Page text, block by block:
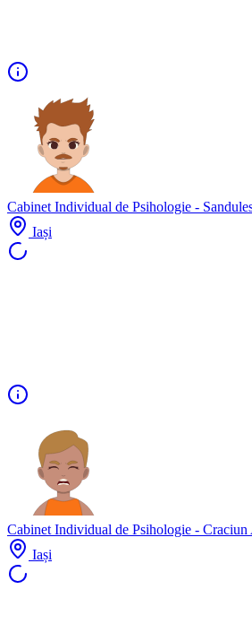
Cabinet Individual de Psihologie -
Iași
Cabinet Individual de Psihologie - Craciun
Iași